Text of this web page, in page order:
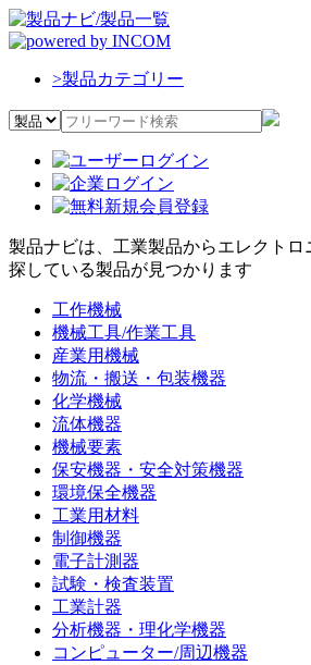
>製品カテゴリー
製品ナビは、工業製品からエレクトロ
探している製品が見つかります
工作機械
機械工具/作業工具
産業用機械
物流・搬送・包装機器
化学機械
流体機器
機械要素
保安機器・安全対策機器
環境保全機器
工業用材料
制御機器
電子計測器
試験・検査装置
工業計器
分析機器・理化学機器
コンピューター/周辺機器